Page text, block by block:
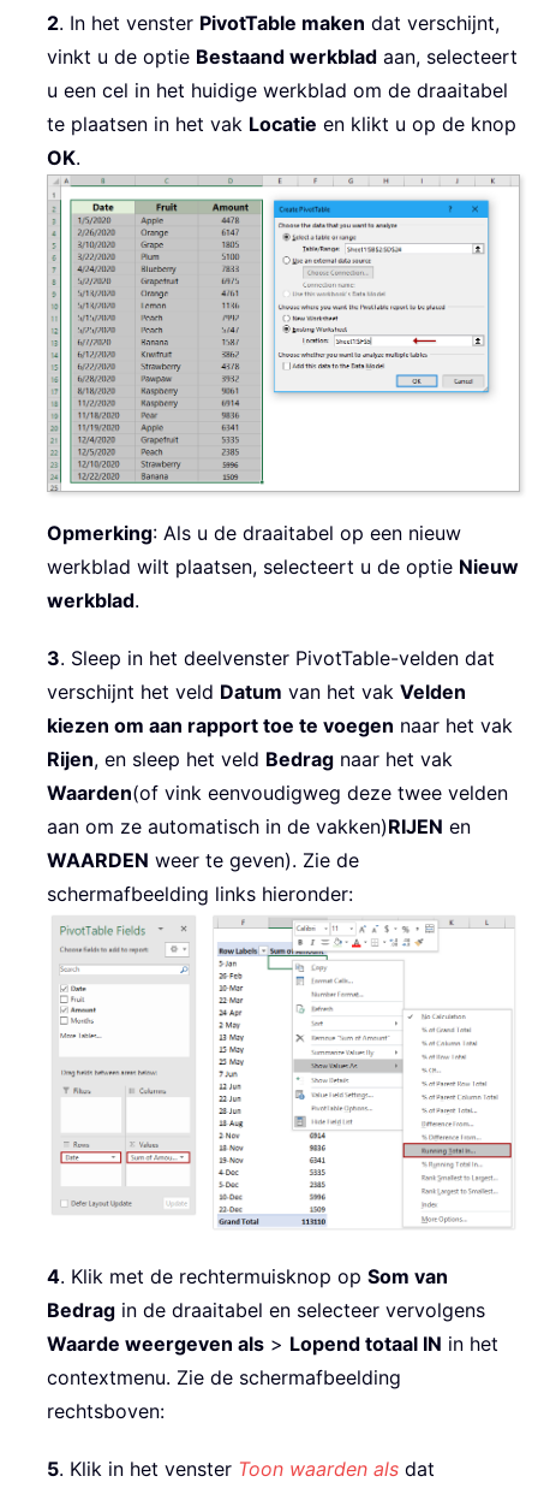
2. In het venster PivotTable maken dat verschijnt,
vinkt u de optie Bestaand werkblad aan, selecteert
u een cel in het huidige werkblad om de draaitabel
te plaatsen in het vak Locatie en klikt u op de knop
OK.
Opmerking: Als u de draaitabel op een nieuw
werkblad wilt plaatsen, selecteert u de optie Nieuw
werkblad.
3. Sleep in het deelvenster PivotTable-velden dat
verschijnt het veld Datum van het vak Velden
kiezen om aan rapport toe te voegen naar het vak
Rijen, en sleep het veld Bedrag naar het vak
Waarden(of vink eenvoudigweg deze twee velden
aan om ze automatisch in de vakken)RIJEN en
WAARDEN weer te geven). Zie de
schermafbeelding links hieronder:
4. Klik met de rechtermuisknop op Som van
Bedrag in de draaitabel en selecteer vervolgens
Waarde weergeven als > Lopend totaal IN in het
contextmenu. Zie de schermafbeelding
rechtsboven:
5. Klik in het venster Toon waarden als dat